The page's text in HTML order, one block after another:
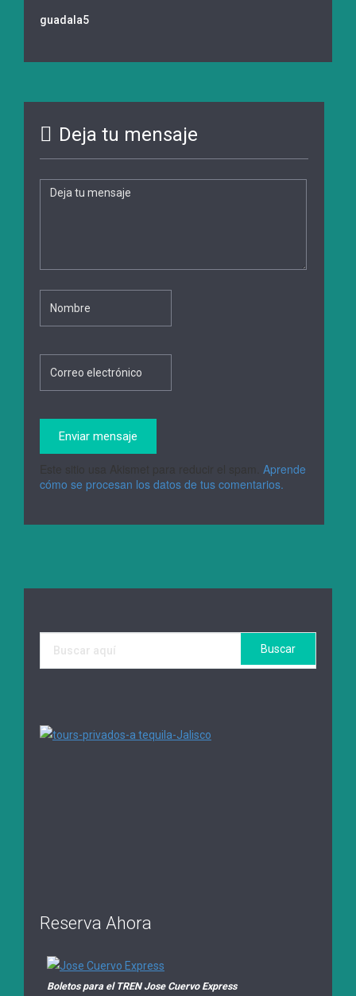
guadala5
Deja tu mensaje
Aprende
cómo se procesan los datos de tus comentarios.
Reserva Ahora
Boletos para el TREN Jose Cuervo Express